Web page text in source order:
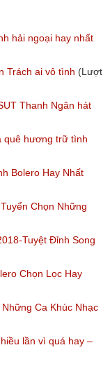
hải ngoại hay nhất
Trách ai vô tình (Lượt
Thanh Ngân hát
quê hương trữ tình
Bolero Hay Nhất
Chọn Những
Tuyệt Đỉnh Song
Chọn Lọc Hay
Ca Khúc Nhạc
lần vì quá hay –